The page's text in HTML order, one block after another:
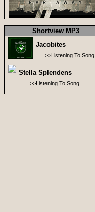
Shortview MP3
Jacobites
>>Listening To Song
Stella Splendens
>>Listening To Song